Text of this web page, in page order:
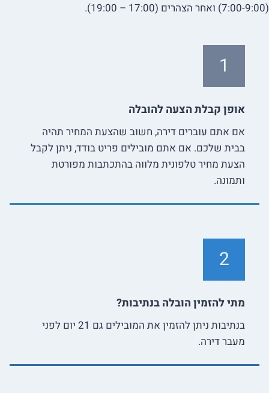
(7:00-9:00) ואחר הצהרים (17:00 – 19:00).
1
אופן קבלת הצעה להובלה
אם אתם עוברים דירה, חשוב שהצעת המחיר תהיה
בבית שלכם. אם אתם מובילים פריט בודד, ניתן לקבל
הצעת מחיר טלפונית מלווה בהתכתבות מפורטת
ותמונה.
2
מתי להזמין הובלה בנתיבות?
בנתיבות ניתן להזמין את המובילים גם 21 יום לפני
מעבר דירה.